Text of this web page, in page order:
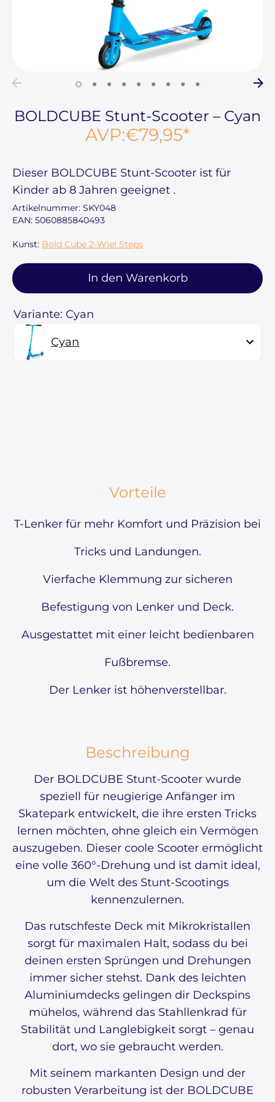
BOLDCUBE Stunt-Scooter – Cyan
AVP:€79,95*
Dieser BOLDCUBE Stunt-Scooter ist für
Kinder ab 8 Jahren geeignet .
Artikelnummer: SKY048
EAN: 5060885840493
Kunst: Bold Cube 2-Wiel Steps
In den Warenkorb
Variante: Cyan
Cyan
Vorteile
T-Lenker für mehr Komfort und Präzision bei
Tricks und Landungen.
Vierfache Klemmung zur sicheren
Befestigung von Lenker und Deck.
Ausgestattet mit einer leicht bedienbaren
Fußbremse.
Der Lenker ist höhenverstellbar.
Beschreibung
Der BOLDCUBE Stunt-Scooter wurde
speziell für neugierige Anfänger im
Skatepark entwickelt, die ihre ersten Tricks
lernen möchten, ohne gleich ein Vermögen
auszugeben. Dieser coole Scooter ermöglicht
eine volle 360°-Drehung und ist damit ideal,
um die Welt des Stunt-Scootings
kennenzulernen.
Das rutschfeste Deck mit Mikrokristallen
sorgt für maximalen Halt, sodass du bei
deinen ersten Sprüngen und Drehungen
immer sicher stehst. Dank des leichten
Aluminiumdecks gelingen dir Deckspins
mühelos, während das Stahllenkrad für
Stabilität und Langlebigkeit sorgt – genau
dort, wo sie gebraucht werden.
Mit seinem markanten Design und der
robusten Verarbeitung ist der BOLDCUBE